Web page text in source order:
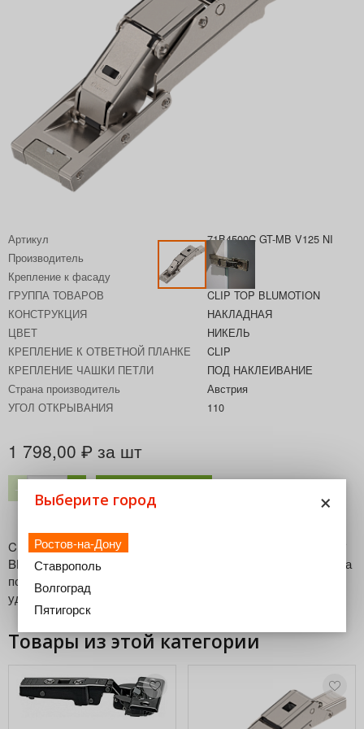
Артикул
71B4500C GT-MB V125 NI
Производитель
BLUM
Крепление к фасаду
Нет
ГРУППА ТОВАРОВ
CLIP TOP BLUMOTION
КОНСТРУКЦИЯ
НАКЛАДНАЯ
ЦВЕТ
НИКЕЛЬ
КРЕПЛЕНИЕ К ОТВЕТНОЙ ПЛАНКЕ
CLIP
КРЕПЛЕНИЕ ЧАШКИ ПЕТЛИ
ПОД НАКЛЕИВАНИЕ
Страна производитель
Австрия
УГОЛ ОТКРЫВАНИЯ
110
1 798,00 ₽ за шт
−
CLIP top петля CRISTALLO 71B4500C Угол открывания: 110°
BLUMOTION Механизм закрывания: с пружиной Регулировка
по ширине: + / - 2 мм Регулировка по глубине: + 3/- 2 мм,
удобным винтовым шнеком
Товары из этой категории
×
Выберите город
Ростов-на-Дону
Ставрополь
Волгоград
Пятигорск